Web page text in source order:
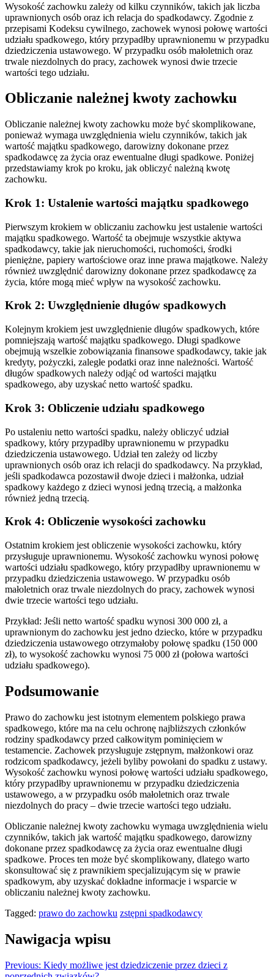
Wysokość zachowku zależy od kilku czynników, takich jak liczba
uprawnionych osób oraz ich relacja do spadkodawcy. Zgodnie z
przepisami Kodeksu cywilnego, zachowek wynosi połowę wartości
udziału spadkowego, który przypadłby uprawnionemu w przypadku
dziedziczenia ustawowego. W przypadku osób małoletnich oraz
trwale niezdolnych do pracy, zachowek wynosi dwie trzecie
wartości tego udziału.
Obliczanie należnej kwoty zachowku
Obliczanie należnej kwoty zachowku może być skomplikowane,
ponieważ wymaga uwzględnienia wielu czynników, takich jak
wartość majątku spadkowego, darowizny dokonane przez
spadkodawcę za życia oraz ewentualne długi spadkowe. Poniżej
przedstawiamy krok po kroku, jak obliczyć należną kwotę
zachowku.
Krok 1: Ustalenie wartości majątku spadkowego
Pierwszym krokiem w obliczaniu zachowku jest ustalenie wartości
majątku spadkowego. Wartość ta obejmuje wszystkie aktywa
spadkodawcy, takie jak nieruchomości, ruchomości, środki
pieniężne, papiery wartościowe oraz inne prawa majątkowe. Należy
również uwzględnić darowizny dokonane przez spadkodawcę za
życia, które mogą mieć wpływ na wysokość zachowku.
Krok 2: Uwzględnienie długów spadkowych
Kolejnym krokiem jest uwzględnienie długów spadkowych, które
pomniejszają wartość majątku spadkowego. Długi spadkowe
obejmują wszelkie zobowiązania finansowe spadkodawcy, takie jak
kredyty, pożyczki, zaległe podatki oraz inne należności. Wartość
długów spadkowych należy odjąć od wartości majątku
spadkowego, aby uzyskać netto wartość spadku.
Krok 3: Obliczenie udziału spadkowego
Po ustaleniu netto wartości spadku, należy obliczyć udział
spadkowy, który przypadłby uprawnionemu w przypadku
dziedziczenia ustawowego. Udział ten zależy od liczby
uprawnionych osób oraz ich relacji do spadkodawcy. Na przykład,
jeśli spadkodawca pozostawił dwoje dzieci i małżonka, udział
spadkowy każdego z dzieci wynosi jedną trzecią, a małżonka
również jedną trzecią.
Krok 4: Obliczenie wysokości zachowku
Ostatnim krokiem jest obliczenie wysokości zachowku, który
przysługuje uprawnionemu. Wysokość zachowku wynosi połowę
wartości udziału spadkowego, który przypadłby uprawnionemu w
przypadku dziedziczenia ustawowego. W przypadku osób
małoletnich oraz trwale niezdolnych do pracy, zachowek wynosi
dwie trzecie wartości tego udziału.
Przykład: Jeśli netto wartość spadku wynosi 300 000 zł, a
uprawnionym do zachowku jest jedno dziecko, które w przypadku
dziedziczenia ustawowego otrzymałoby połowę spadku (150 000
zł), to wysokość zachowku wynosi 75 000 zł (połowa wartości
udziału spadkowego).
Podsumowanie
Prawo do zachowku jest istotnym elementem polskiego prawa
spadkowego, które ma na celu ochronę najbliższych członków
rodziny spadkodawcy przed całkowitym pominięciem w
testamencie. Zachowek przysługuje zstępnym, małżonkowi oraz
rodzicom spadkodawcy, jeżeli byliby powołani do spadku z ustawy.
Wysokość zachowku wynosi połowę wartości udziału spadkowego,
który przypadłby uprawnionemu w przypadku dziedziczenia
ustawowego, a w przypadku osób małoletnich oraz trwale
niezdolnych do pracy – dwie trzecie wartości tego udziału.
Obliczanie należnej kwoty zachowku wymaga uwzględnienia wielu
czynników, takich jak wartość majątku spadkowego, darowizny
dokonane przez spadkodawcę za życia oraz ewentualne długi
spadkowe. Proces ten może być skomplikowany, dlatego warto
skonsultować się z prawnikiem specjalizującym się w prawie
spadkowym, aby uzyskać dokładne informacje i wsparcie w
obliczaniu należnej kwoty zachowku.
Tagged: prawo do zachowku zstępni spadkodawcy
Nawigacja wpisu
Previous: Kiedy możliwe jest dziedziczenie przez dzieci z